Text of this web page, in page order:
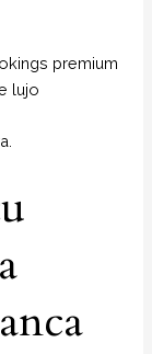
premium
lujo